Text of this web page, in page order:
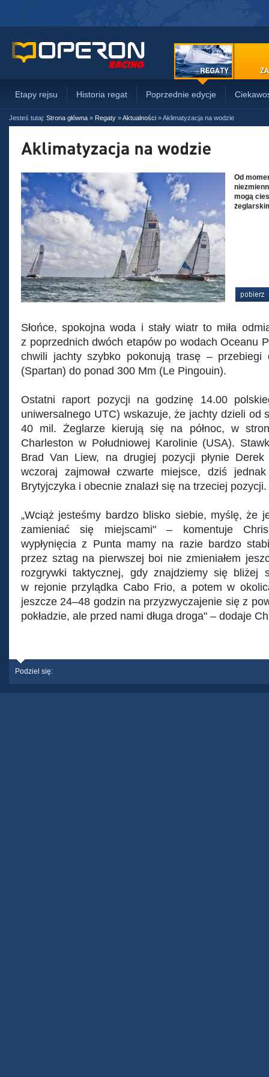
Etapy rejsu Historia regat Poprzednie edycje
Jesteś tutaj: Strona główna » Regaty »Aktualności »Aklimatyzacja na wodzie
Od
mogą
Słońce, spokojna woda i stały wiatr to miła
z poprzednich dwóch etapów po wodach Oceanu
chwili jachty szybko pokonują trasę – przebiegi
(Spartan) do ponad 300 Mm (Le Pingouin).
Ostatni raport pozycji na godzinę 14.00
uniwersalnego UTC) wskazuje, że jachty dzieli od
40 mil. Żeglarze kierują się na północ, w
Charleston w Południowej Karolinie (USA).
Brad Van Liew, na drugiej pozycji płynie
wczoraj zajmował czwarte miejsce, dziś jednak
Brytyjczyka i obecnie znalazł się na trzeciej pozycji.
„Wciąż jesteśmy bardzo blisko siebie, myślę, że
zamieniać się miejscami" – komentuje Chris
wypłynięcia z Punta mamy na razie bardzo
przez sztag na pierwszej boi nie zmieniałem
rozgrywki taktycznej, gdy znajdziemy się bliżej
w rejonie przylądka Cabo Frio, a potem w
jeszcze 24–48 godzin na przyzwyczajenie się z
pokładzie, ale przed nami długa droga" – dodaje
Podziel się: